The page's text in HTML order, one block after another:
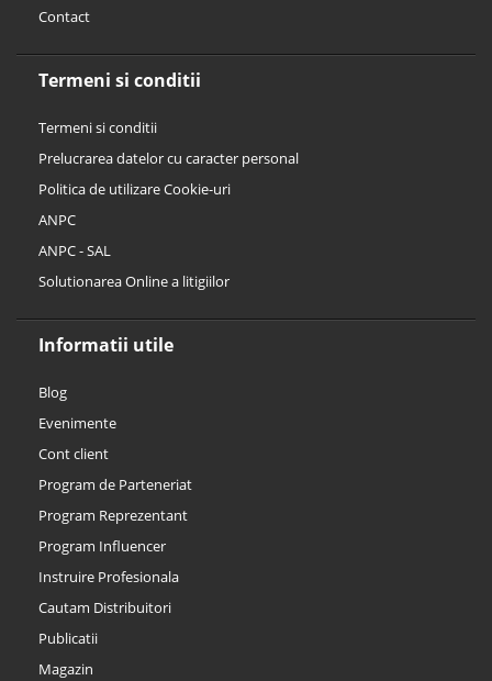
Contact
Termeni si conditii
Termeni si conditii
Prelucrarea datelor cu caracter personal
Politica de utilizare Cookie-uri
ANPC
ANPC - SAL
Solutionarea Online a litigiilor
Informatii utile
Blog
Evenimente
Cont client
Program de Parteneriat
Program Reprezentant
Program Influencer
Instruire Profesionala
Cautam Distribuitori
Publicatii
Magazin